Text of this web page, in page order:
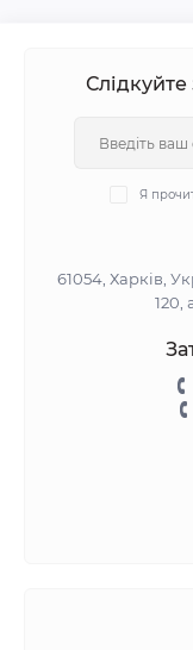
Я
61054, Харків,
120,